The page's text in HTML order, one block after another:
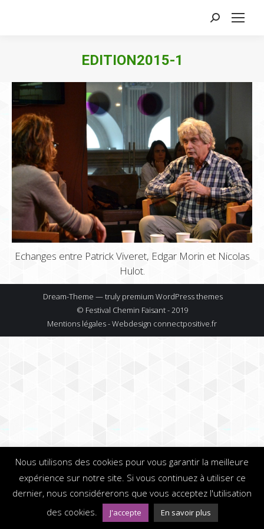
Search:
EDITION2015-1
Echanges entre Patrick Viveret, Edgar Morin et Nicolas
Hulot.
Dream-Theme — truly premium WordPress themes
© Festival Chemin Faisant - 2019
Mentions légales - Webdesign connectpositive.fr
Nous utilisons des cookies pour vous garantir la meilleure
expérience sur notre site. Si vous continuez à utiliser ce
dernier, nous considérerons que vous acceptez l'utilisation
des cookies.
J'accepte En savoir plus